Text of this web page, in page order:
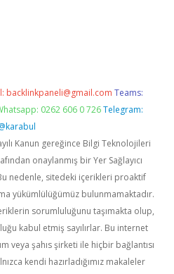
backlinkpaneli@gmail.com Teams:
0262 606 0 726 Telegram:
Kanun gereğince Bilgi Teknolojileri
onaylanmış bir Yer Sağlayıcı
nedenle, sitedeki içerikleri proaktif
yükümlülüğümüz bulunmamaktadır.
sorumluluğunu taşımakta olup,
kabul etmiş sayılırlar. Bu internet
veya şahıs şirketi ile hiçbir bağlantısı
kendi hazırladığımız makaleler